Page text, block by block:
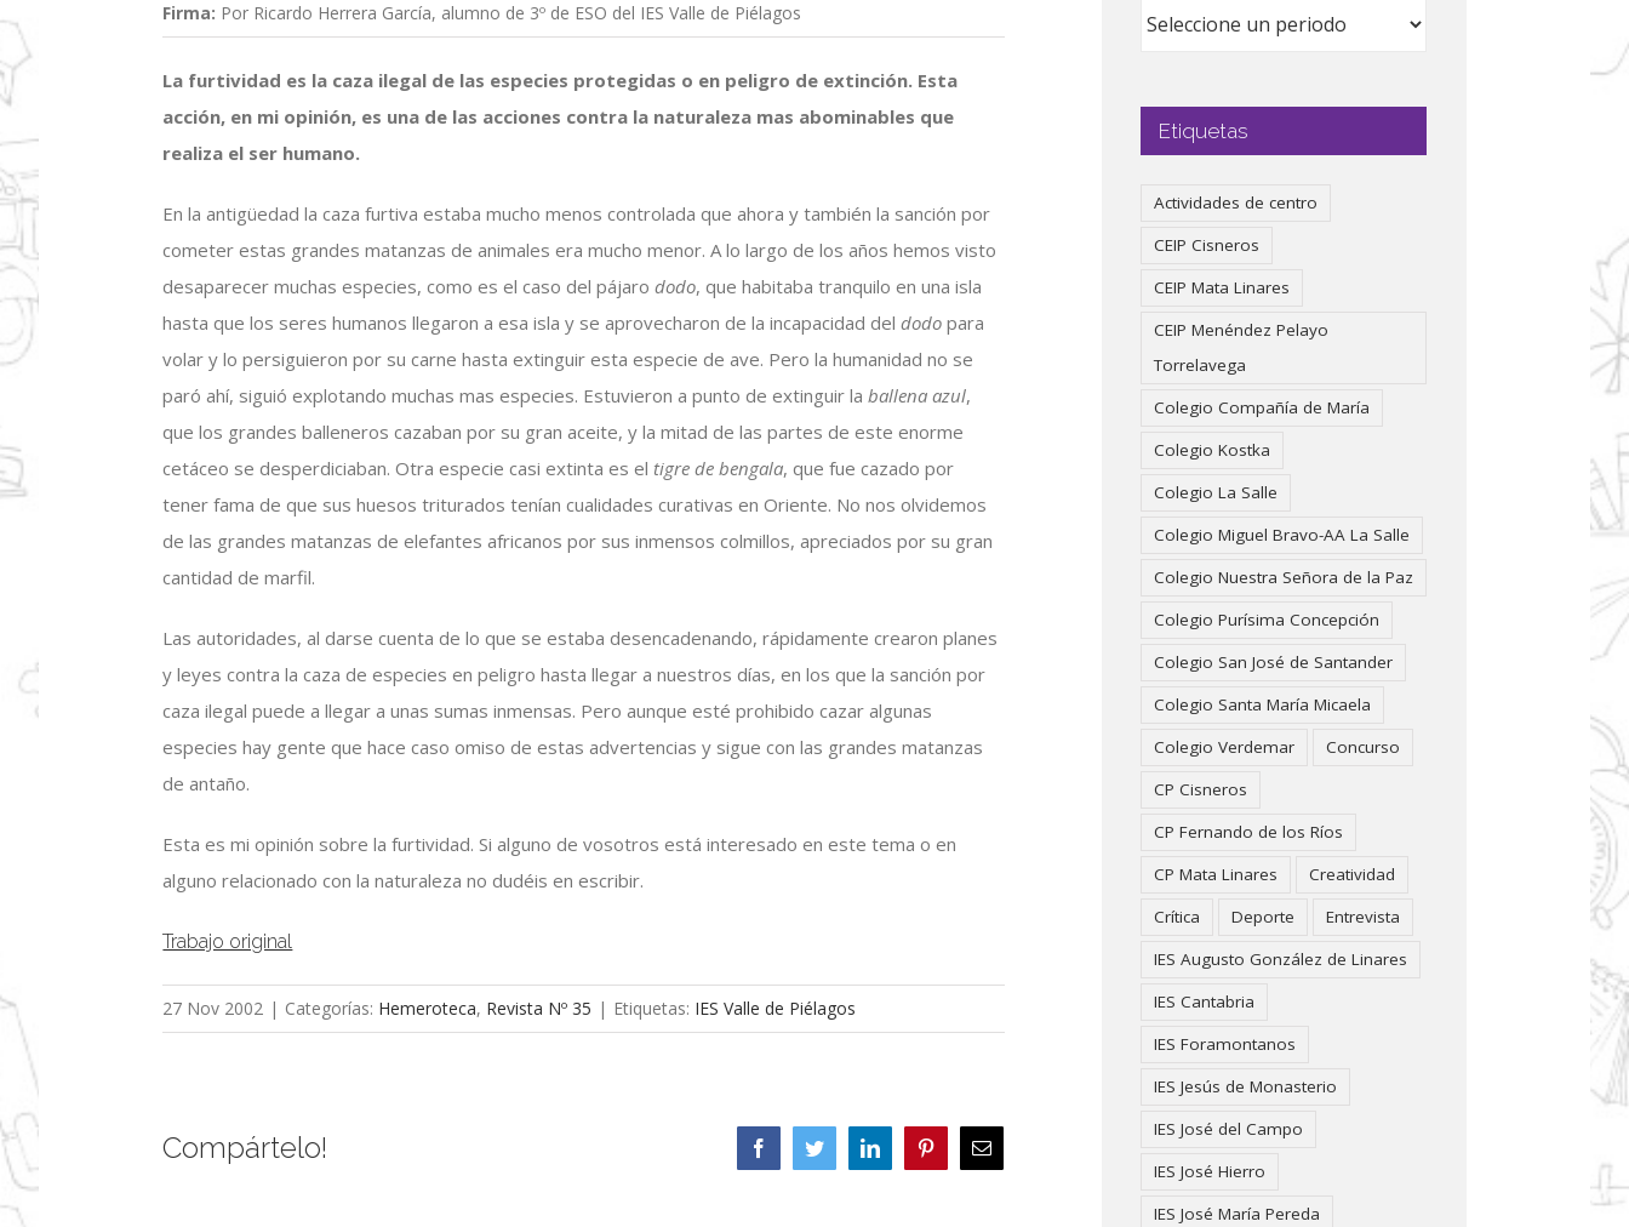
Firma: Por Ricardo Herrera García, alumno de 3º de ESO del IES Valle de Piélagos
La furtividad es la caza ilegal de las especies protegidas o en peligro de extinción. Esta
acción, en mi opinión, es una de las acciones contra la naturaleza mas abominables que
realiza el ser humano.
En la antigüedad la caza furtiva estaba mucho menos controlada que ahora y también la sanción por
cometer estas grandes matanzas de animales era mucho menor. A lo largo de los años hemos visto
desaparecer muchas especies, como es el caso del pájarododo, que habitaba tranquilo en una isla
hasta que los seres humanos llegaron a esa isla y se aprovecharon de la incapacidad deldodo para
volar y lo persiguieron por su carne hasta extinguir esta especie de ave. Pero la humanidad no se
paró ahí, siguió explotando muchas mas especies. Estuvieron a punto de extinguir la ballena azul,
que los grandes balleneros cazaban por su gran aceite, y la mitad de las partes de este enorme
cetáceo se desperdiciaban. Otra especie casi extinta es el tigre de bengala, que fue cazado por
tener fama de que sus huesos triturados tenían cualidades curativas en Oriente. No nos olvidemos
de las grandes matanzas de elefantes africanos por sus inmensos colmillos, apreciados por su gran
cantidad de marfil.
Las autoridades, al darse cuenta de lo que se estaba desencadenando, rápidamente crearon planes
y leyes contra la caza de especies en peligro hasta llegar a nuestros días, en los que la sanción por
caza ilegal puede a llegar a unas sumas inmensas. Pero aunque esté prohibido cazar algunas
especies hay gente que hace caso omiso de estas advertencias y sigue con las grandes matanzas
de antaño.
Esta es mi opinión sobre la furtividad. Si alguno de vosotros está interesado en este tema o en
alguno relacionado con la naturaleza no dudéis en escribir.
Trabajo original
27 Nov 2002 | Categorías: Hemeroteca, Revista Nº 35 | Etiquetas: IES Valle de Piélagos
Compártelo! FacebookTwitterLinkedIn PinterestCorreo
electrónico
Etiquetas
Actividades de centro
CEIP Cisneros
CEIP Mata Linares
CEIP Menéndez Pelayo
Torrelavega
Colegio Compañía de María
Colegio Kostka
Colegio La Salle
Colegio Miguel Bravo-AA La Salle
Colegio Nuestra Señora de la Paz
Colegio Purísima Concepción
Colegio San José de Santander
Colegio Santa María Micaela
Colegio Verdemar
Concurso
CP Cisneros
CP Fernando de los Ríos
CP Mata Linares
Creatividad
Crítica
Deporte
Entrevista
IES Augusto González de Linares
IES Cantabria
IES Foramontanos
IES Jesús de Monasterio
IES José del Campo
IES José Hierro
IES José María Pereda